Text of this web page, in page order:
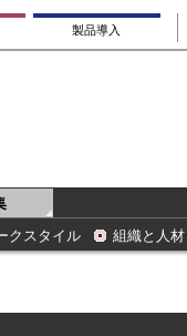
製品導入
クスタイル 組織と人材